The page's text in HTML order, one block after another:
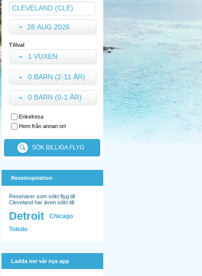
28 AUG 2026
Tillval
1 VUXEN
0 BARN (2-11 ÅR)
0 BARN (0-1 ÅR)
Enkelresa
Hem från annan ort
SÖK BILLIGA FLYG
Reseinspiration
Resenärer som sökt flyg till
Cleveland har även sökt till:
Detroit
Chicago
Toledo
Ladda ner vår nya app